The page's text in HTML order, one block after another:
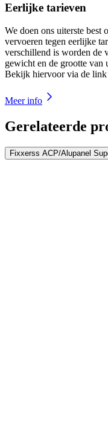
Eerlijke tarieven
We doen ons uiterste best
vervoeren tegen eerlijke
verschillend is worden de
gewicht en de grootte van
Bekijk hiervoor via de link
Meer info
Gerelateerde
Fixxerss ACP/Alupanel